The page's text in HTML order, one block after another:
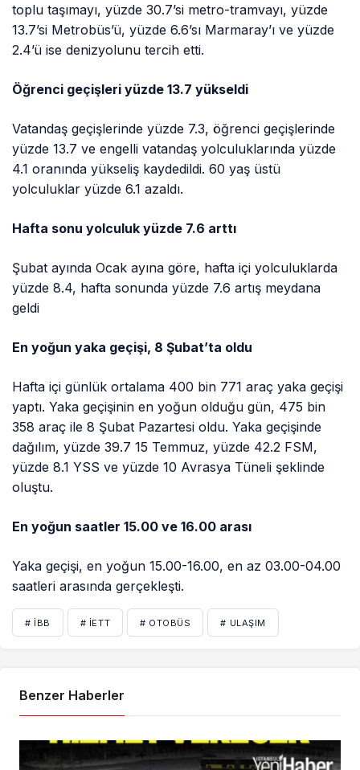
toplu taşımayı, yüzde 30.7’si metro-tramvayı, yüzde
13.7’si Metrobüs’ü, yüzde 6.6’sı Marmaray’ı ve yüzde
2.4’ü ise denizyolunu tercih etti.
Öğrenci geçişleri yüzde 13.7 yükseldi
Vatandaş geçişlerinde yüzde 7.3, öğrenci geçişlerinde
yüzde 13.7 ve engelli vatandaş yolculuklarında yüzde
4.1 oranında yükseliş kaydedildi. 60 yaş üstü
yolculuklar yüzde 6.1 azaldı.
Hafta sonu yolculuk yüzde 7.6 arttı
Şubat ayında Ocak ayına göre, hafta içi yolculuklarda
yüzde 8.4, hafta sonunda yüzde 7.6 artış meydana
geldi
En yoğun yaka geçişi, 8 Şubat’ta oldu
Hafta içi günlük ortalama 400 bin 771 araç yaka geçişi
yaptı. Yaka geçişinin en yoğun olduğu gün, 475 bin
358 araç ile 8 Şubat Pazartesi oldu. Yaka geçişinde
dağılım, yüzde 39.7 15 Temmuz, yüzde 42.2 FSM,
yüzde 8.1 YSS ve yüzde 10 Avrasya Tüneli şeklinde
oluştu.
En yoğun saatler 15.00 ve 16.00 arası
Yaka geçişi, en yoğun 15.00-16.00, en az 03.00-04.00
saatleri arasında gerçekleşti.
# İBB # İETT # OTOBÜS # ULAŞIM
Benzer Haberler